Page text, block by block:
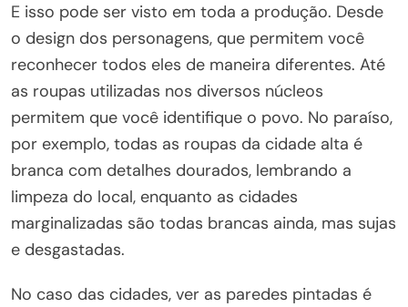
E isso pode ser visto em toda a produção. Desde
o design dos personagens, que permitem você
reconhecer todos eles de maneira diferentes. Até
as roupas utilizadas nos diversos núcleos
permitem que você identifique o povo. No paraíso,
por exemplo, todas as roupas da cidade alta é
branca com detalhes dourados, lembrando a
limpeza do local, enquanto as cidades
marginalizadas são todas brancas ainda, mas sujas
e desgastadas.
No caso das cidades, ver as paredes pintadas é